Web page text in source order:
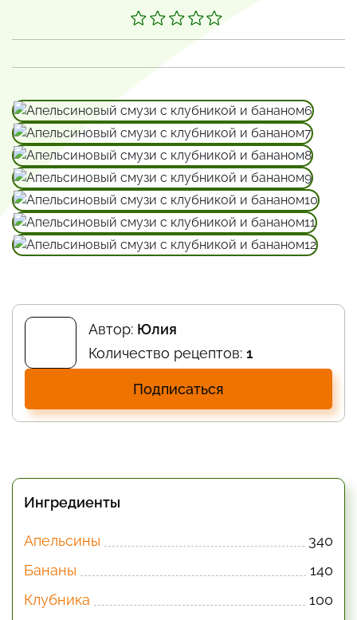
Автор: Юлия
Количество рецептов: 1
Подписаться
Ингредиенты
Апельсины
340
Бананы
140
Клубника
100